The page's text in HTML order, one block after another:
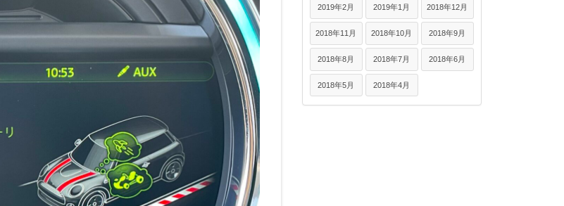
2019年2月 2019年1月 2018年12月
2018年11月 2018年10月 2018年9月
2018年8月 2018年7月 2018年6月
2018年5月 2018年4月